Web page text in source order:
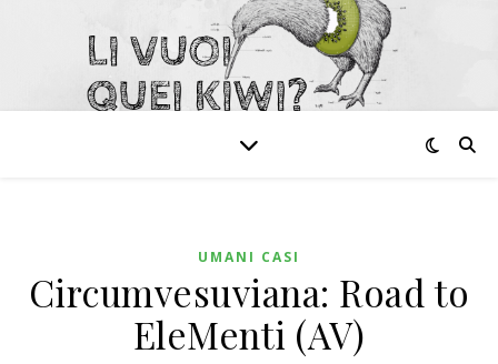
UMANI CASI
Circumvesuviana: Road to
EleMenti (AV)